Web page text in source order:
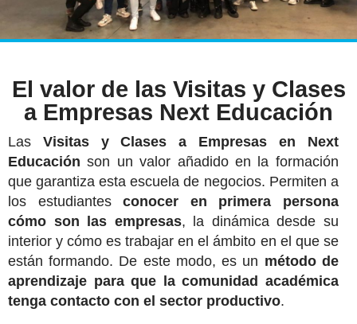
El valor de las Visitas y Clases
a Empresas Next Educación
Las Visitas y Clases a Empresas en Next
Educación son un valor añadido en la formación
que garantiza esta escuela de negocios. Permiten a
los estudiantesconocer en primera persona
cómo son las empresas, la dinámica desde su
interior y cómo es trabajar en el ámbito en el que se
están formando. De este modo, es un método de
aprendizaje para que la comunidad académica
tenga contacto con el sector productivo.